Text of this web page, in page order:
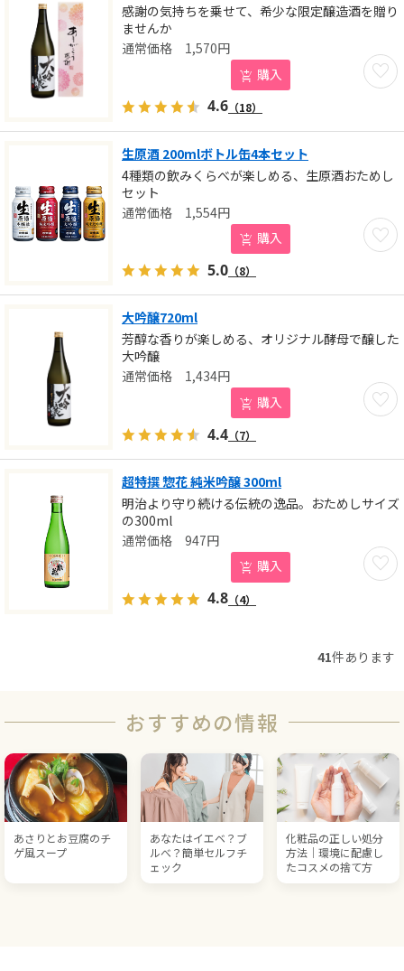
感謝の気持ちを乗せて、希少な限定醸造酒を贈り
ませんか
お気
1,570円
購入
4.6 （18）
生原酒 200mlボトル缶4本セット
4種類の飲みくらべが楽しめる、生原酒おためし
セット
お気
1,554円
購入
5.0 （8）
大吟醸720ml
芳醇な香りが楽しめる、オリジナル酵母で醸した
大吟醸
お気
1,434円
購入
4.4 （7）
超特撰 惣花 純米吟醸 300ml
明治より守り続ける伝統の逸品。おためしサイズ
の300ml
お気
947円
購入
4.8 （4）
41件あります
おすすめの情報
あさりとお豆腐のチ
ゲ風スープ
あなたはイエベ？ブ
ルべ？簡単セルフチ
ェック
化粧品の正しい処分
方法｜環境に配慮し
たコスメの捨て方